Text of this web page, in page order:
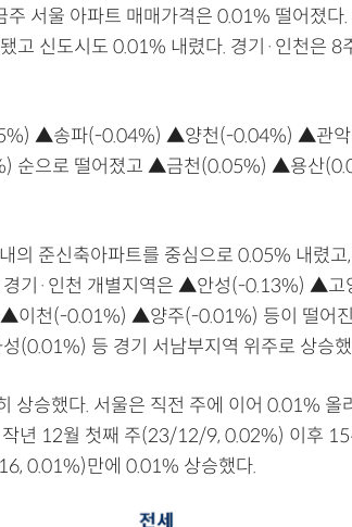
서울 아파트 매매가격은 0.01% 떨어졌다
고 신도시도 0.01% 내렸다. 경기·인천은 8
▲송파(-0.04%) ▲양천(-0.04%) ▲관
순으로 떨어졌고 ▲금천(0.05%) ▲용산
의 준신축아파트를 중심으로 0.05% 내렸고
경기·인천 개별지역은 ▲안성(-0.13%) ▲
천(-0.01%) ▲양주(-0.01%) 등이 떨어
등 경기 서남부지역 위주로 상승
상승했다. 서울은 직전 주에 이어 0.01% 올
작년 12월 첫째 주(23/12/9, 0.02%) 이후
0.01%)만에 0.01% 상승했다.